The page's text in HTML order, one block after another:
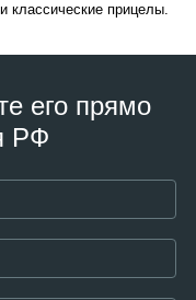
и классические прицелы.
его прямо
РФ